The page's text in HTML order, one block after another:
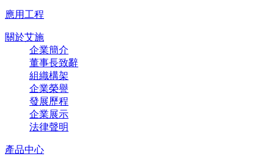
應用工程
關於艾施
企業簡介
董事長致辭
組織構架
企業榮譽
發展歷程
企業展示
法律聲明
產品中心